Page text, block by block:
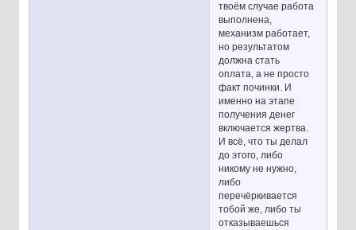
твоём случае работа
выполнена,
механизм работает,
но результатом
должна стать
оплата, а не просто
факт починки. И
именно на этапе
получения денег
включается жертва.
И всё, что ты делал
до этого, либо
никому не нужно,
либо
перечёркивается
тобой же, либо ты
отказываешься